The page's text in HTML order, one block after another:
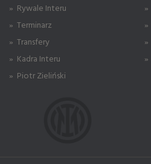
» Rywale Interu
» Terminarz
» Transfery
» Kadra Interu
» Piotr Zieliński